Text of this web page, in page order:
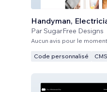
ParSugarFree Designs
Aucun avis pour le moment
Code personnalisé CMS